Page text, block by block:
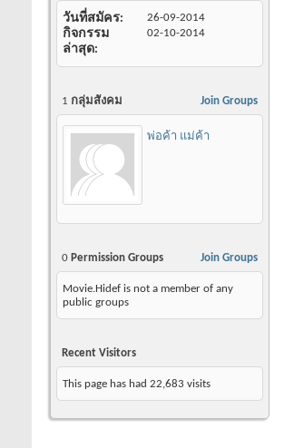
วันที่สมัคร 26-09-2014
กิจกรรม
ล่าสุด
02-10-2014
Join Groups
1 กลุ่มสังคม
พ่อค้า แม่ค้า
Join Groups
0 Permission Groups
Movie.Hidef is not a member of any
public groups
Recent Visitors
This page has had 22,683 visits